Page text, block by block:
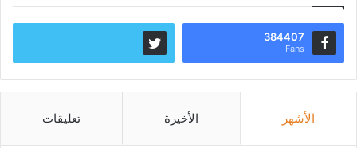
384407
Fans
الأشهر الأخيرة تعليقات